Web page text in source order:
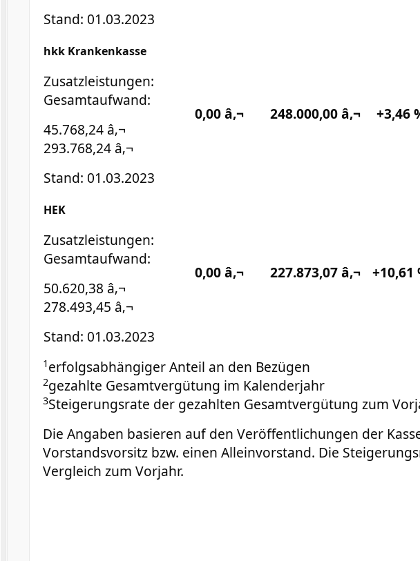
Stand: 01.03.2023
hkk Krankenkasse
Zusatzleistungen:
Gesamtaufwand:
45.768,24 â‚¬
293.768,24 â‚¬
Stand: 01.03.2023
0,00 â‚¬ 248.000,00 â‚¬ +3,46
HEK
Zusatzleistungen:
Gesamtaufwand:
50.620,38 â‚¬
278.493,45 â‚¬
Stand: 01.03.2023
0,00 â‚¬ 227.873,07 â‚¬ +10,61
1erfolgsabhängiger Anteil an den Bezügen
2gezahlte Gesamtvergütung im Kalenderjahr
3Steigerungsrate der gezahlten Gesamtvergütung zum
Die Angaben basieren auf den Veröffentlichungen der
Vorstandsvorsitz bzw. einen Alleinvorstand. Die
Vergleich zum Vorjahr.